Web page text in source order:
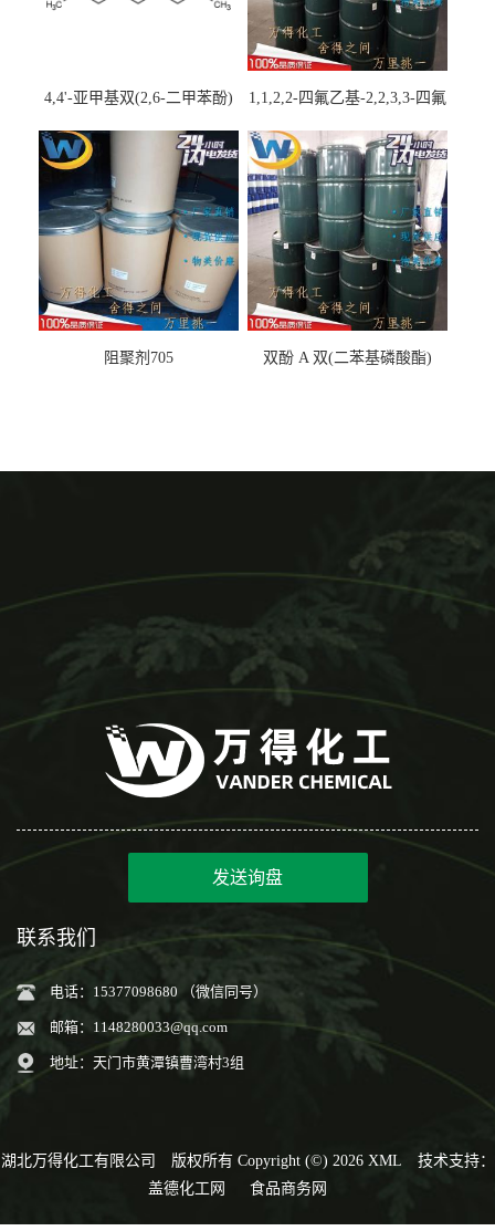
4,4'-亚甲基双(2,6-二甲苯酚)
1,1,2,2-四氟乙基-2,2,3,3-四氟
阻聚剂705 双酚 A 双(二苯基磷酸酯)
发送询盘
联系我们
电话：15377098680 （微信同号）
邮箱： 1148280033@qq.com
地址：天门市黄潭镇曹湾村3组
湖北万得化工有限公司 版权所有 Copyright (©) 2026 XML
技术支持：
盖德化工网
食品商务网